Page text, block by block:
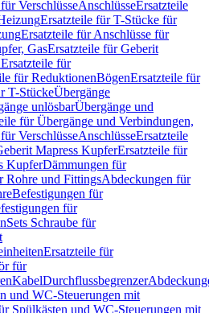
VerschlüsseAnschlüsseErsatzteile
Ersatzteile für T-Stücke für
Ersatzteile für Anschlüsse für
GasErsatzteile für Geberit
Ersatzteile für
für ReduktionenBögenErsatzteile für
T-StückeÜbergänge
unlösbarÜbergänge und
für Übergänge und Verbindungen,
VerschlüsseAnschlüsseErsatzteile
Mapress KupferErsatzteile für
KupferDämmungen für
Rohre und FittingsAbdeckungen für
Befestigungen für
für
Sets Schraube für
Ersatzteile für
für
KabelDurchflussbegrenzer
und WC-Steuerungen mit
Spülkästen und WC-Steuerungen mit